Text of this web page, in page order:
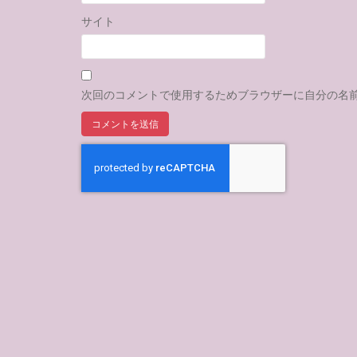
サイト
次回のコメントで使用するためブラウザーに自分の名